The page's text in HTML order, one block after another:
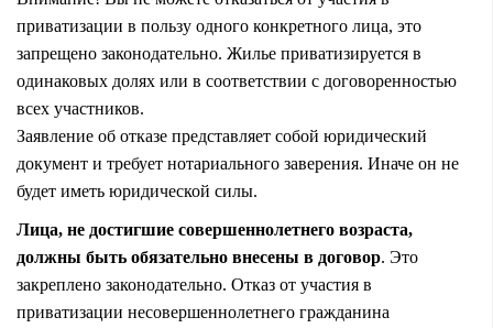
приватизации в пользу одного конкретного лица, это
запрещено законодательно. Жилье приватизируется в
одинаковых долях или в соответствии с договоренностью
всех участников.
Заявление об отказе представляет собой юридический
документ и требует нотариального заверения. Иначе он не
будет иметь юридической силы.
Лица, не достигшие совершеннолетнего возраста,
должны быть обязательно внесены в договор. Это
закреплено законодательно. Отказ от участия в
приватизации несовершеннолетнего гражданина